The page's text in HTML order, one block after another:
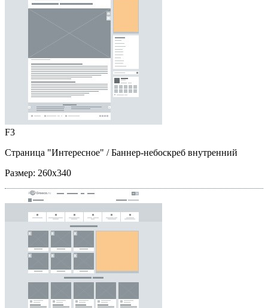
F3
Страница "Интересное" / Баннер-небоскреб внутренний
Размер: 260x340